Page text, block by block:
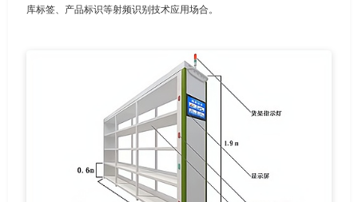
库标签、产品标识等射频识别技术应用场合。